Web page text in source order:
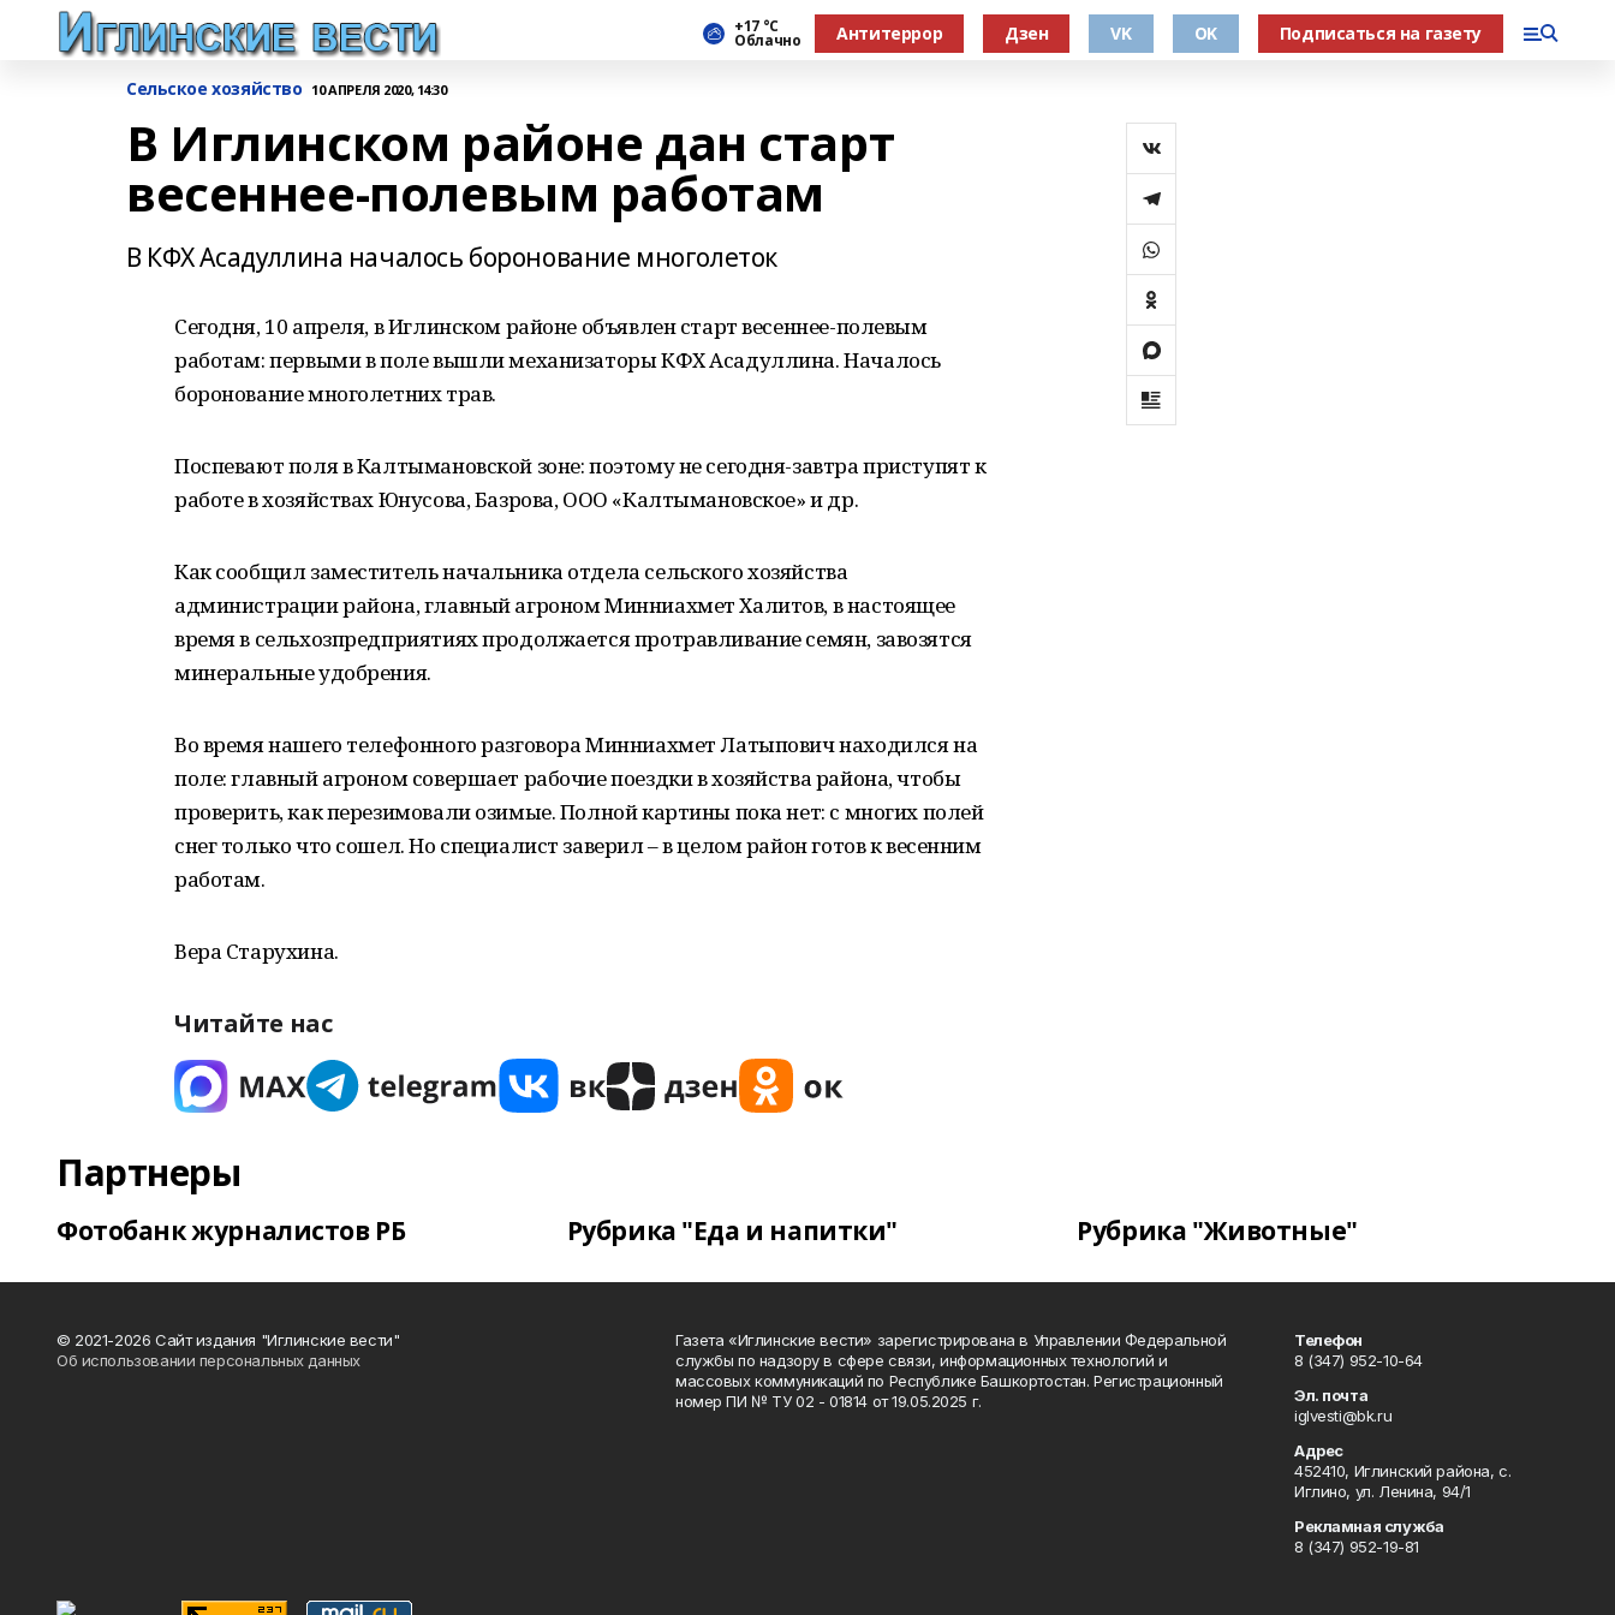
+17 °С
Облачно Антитеррор Дзен VK OK Подписаться на газету
Сельское хозяйство 10 АПРЕЛЯ 2020, 14:30
В Иглинском районе дан старт
весеннее-полевым работам
В КФХ Асадуллина началось боронование многолеток
Сегодня, 10 апреля, в Иглинском районе объявлен старт весеннее-полевым
работам: первыми в поле вышли механизаторы КФХ Асадуллина. Началось
боронование многолетних трав.
Поспевают поля в Калтымановской зоне: поэтому не сегодня-завтра приступят к
работе в хозяйствах Юнусова, Базрова, ООО «Калтымановское» и др.
Как сообщил заместитель начальника отдела сельского хозяйства
администрации района, главный агроном Минниахмет Халитов, в настоящее
время в сельхозпредприятиях продолжается протравливание семян, завозятся
минеральные удобрения.
Во время нашего телефонного разговора Минниахмет Латыпович находился на
поле: главный агроном совершает рабочие поездки в хозяйства района, чтобы
проверить, как перезимовали озимые. Полной картины пока нет: с многих полей
снег только что сошел. Но специалист заверил – в целом район готов к весенним
работам.
Вера Старухина.
Читайте нас
Партнеры
Фотобанк журналистов РБ Рубрика "Еда и напитки" Рубрика "Животные"
© 2021-2026 Сайт издания "Иглинские вести"
Об использовании персональных данных
Газета «Иглинские вести» зарегистрирована в Управлении Федеральной
службы по надзору в сфере связи, информационных технологий и
массовых коммуникаций по Республике Башкортостан. Регистрационный
номер ПИ № ТУ 02 - 01814 от 19.05.2025 г.
Телефон
8 (347) 952-10-64
Эл. почта
iglvesti@bk.ru
Адрес
452410, Иглинский района, с.
Иглино, ул. Ленина, 94/1
Рекламная служба
8 (347) 952-19-81